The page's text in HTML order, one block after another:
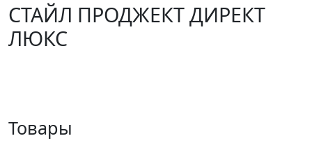
СТАЙЛ ПРОДЖЕКТ ДИРЕКТ
ЛЮКС
Товары